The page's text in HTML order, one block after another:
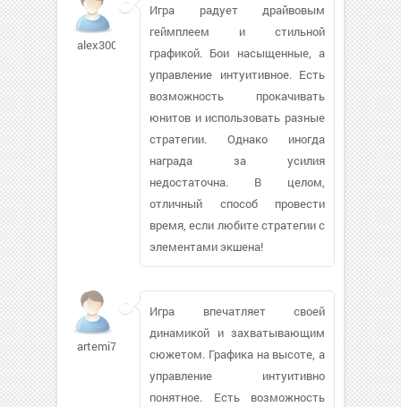
alex30039520
Игра радует драйвовым
геймплеем и стильной
графикой. Бои насыщенные, а
управление интуитивное. Есть
возможность прокачивать
юнитов и использовать разные
стратегии. Однако иногда
награда за усилия
недостаточна. В целом,
отличный способ провести
время, если любите стратегии с
элементами экшена!
artemi74324
Игра впечатляет своей
динамикой и захватывающим
сюжетом. Графика на высоте, а
управление интуитивно
понятное. Есть возможность